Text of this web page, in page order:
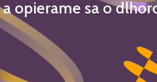
opierame sa o